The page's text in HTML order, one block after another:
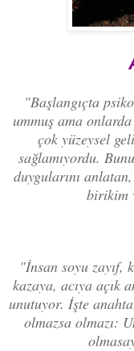
"Başlangıçta
ummuş ama onlarda
çok yüzeysel
sağlamıyordu.
duygularını
birikim
"İnsan soyu zayıf,
kazaya, acıya açık
unutuyor. İşte
olmazsa olmazı: